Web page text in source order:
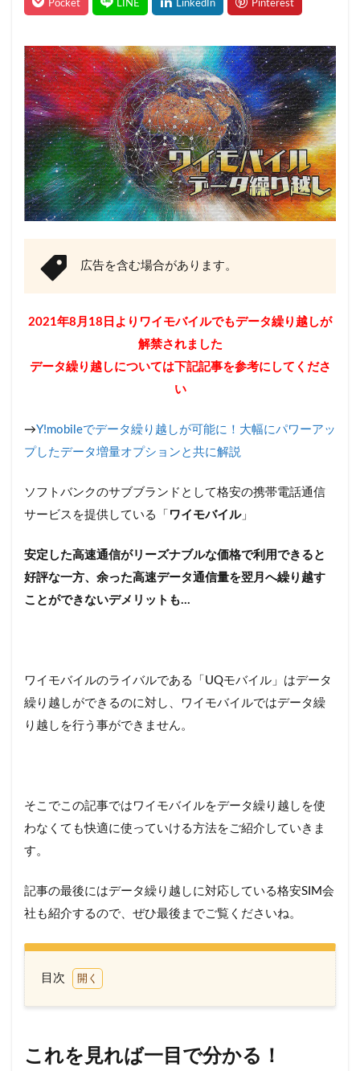
広告を含む場合があります。
2021年8月18日よりワイモバイルでもデータ繰り越しが
解禁されました
データ繰り越しについては下記記事を参考にしてくださ
い
→Y!mobileでデータ繰り越しが可能に！大幅にパワーアッ
プしたデータ増量オプションと共に解説
ソフトバンクのサブブランドとして格安の携帯電話通信
サービスを提供している「 ワイモバイル」
安定した高速通信がリーズナブルな価格で利用できると
好評な一方、余った高速データ通信量を翌月へ繰り越す
ことができないデメリットも…
ワイモバイルのライバルである「UQモバイル」はデータ
繰り越しができるのに対し、ワイモバイルではデータ繰
り越しを行う事ができません。
そこでこの記事ではワイモバイルをデータ繰り越しを使
わなくても快適に使っていける方法をご紹介していきま
す。
記事の最後にはデータ繰り越しに対応している格安SIM会
社も紹介するので、ぜひ最後までご覧くださいね。
目次
目で分
かる！
これを見れば一目で分かる！